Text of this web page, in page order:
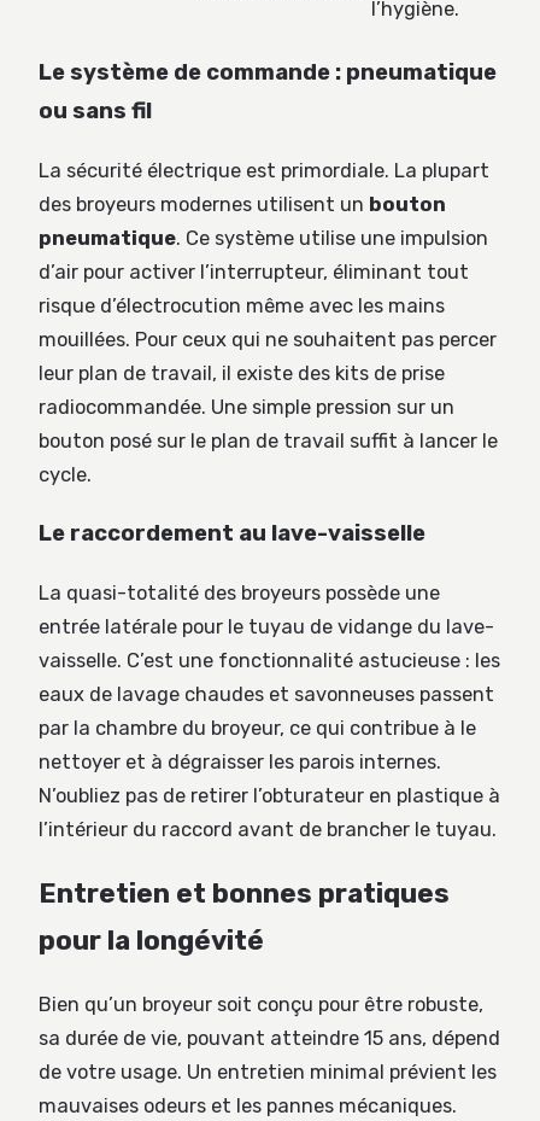
l’hygiène.
Le système de commande : pneumatique
ou sans fil
La sécurité électrique est primordiale. La plupart
des broyeurs modernes utilisent un bouton
pneumatique. Ce système utilise une impulsion
d’air pour activer l’interrupteur, éliminant tout
risque d’électrocution même avec les mains
mouillées. Pour ceux qui ne souhaitent pas percer
leur plan de travail, il existe des kits de prise
radiocommandée. Une simple pression sur un
bouton posé sur le plan de travail suffit à lancer le
cycle.
Le raccordement au lave-vaisselle
La quasi-totalité des broyeurs possède une
entrée latérale pour le tuyau de vidange du lave-
vaisselle. C’est une fonctionnalité astucieuse : les
eaux de lavage chaudes et savonneuses passent
par la chambre du broyeur, ce qui contribue à le
nettoyer et à dégraisser les parois internes.
N’oubliez pas de retirer l’obturateur en plastique à
l’intérieur du raccord avant de brancher le tuyau.
Entretien et bonnes pratiques
pour la longévité
Bien qu’un broyeur soit conçu pour être robuste,
sa durée de vie, pouvant atteindre 15 ans, dépend
de votre usage. Un entretien minimal prévient les
mauvaises odeurs et les pannes mécaniques.